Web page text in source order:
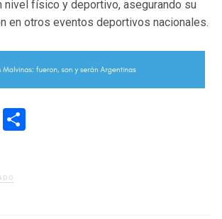
nivel físico y deportivo, asegurando su
en otros eventos deportivos nacionales.
WhatsApp